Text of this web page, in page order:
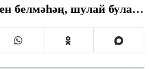
белмәһәң, шулай була…